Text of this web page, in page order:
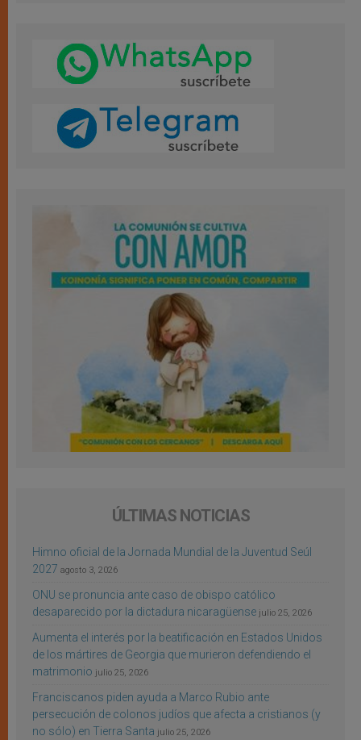
ÚLTIMAS NOTICIAS
Himno oficial de la Jornada Mundial de la Juventud Seúl
2027 agosto 3, 2026
ONU se pronuncia ante caso de obispo católico
desaparecido por la dictadura nicaragüense julio 25, 2026
Aumenta el interés por la beatificación en Estados Unidos
de los mártires de Georgia que murieron defendiendo el
matrimonio julio 25, 2026
Franciscanos piden ayuda a Marco Rubio ante
persecución de colonos judíos que afecta a cristianos (y
no sólo) en Tierra Santa julio 25, 2026